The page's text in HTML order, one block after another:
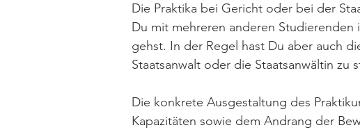
Die Praktika bei Gericht oder bei der
Du mit mehreren anderen
gehst. In der Regel hast Du aber auch
Staatsanwalt oder die Staatsanwältin
Die konkrete Ausgestaltung des
Kapazitäten sowie dem Andrang der